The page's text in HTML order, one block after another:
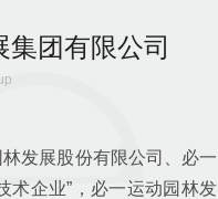
团有限公司
发展股份有限公司、必一
术企业”，必一运动园林发